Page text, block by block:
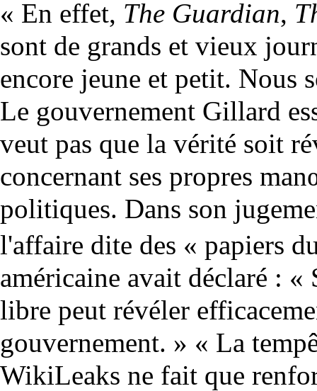
« En effet, The Guardian,
sont de grands et vieux
encore jeune et petit. Nous
Le gouvernement Gillard
veut pas que la vérité soit
concernant ses propres
politiques. Dans son
l'affaire dite des « papiers
américaine avait déclaré : «
libre peut révéler
gouvernement. » « La
WikiLeaks ne fait que